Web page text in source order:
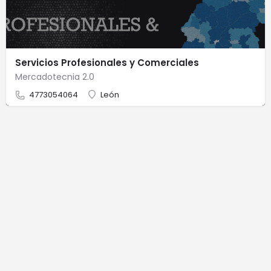
Servicios Profesionales y Comerciales
Mercadotecnia 2.0
4773054064 León